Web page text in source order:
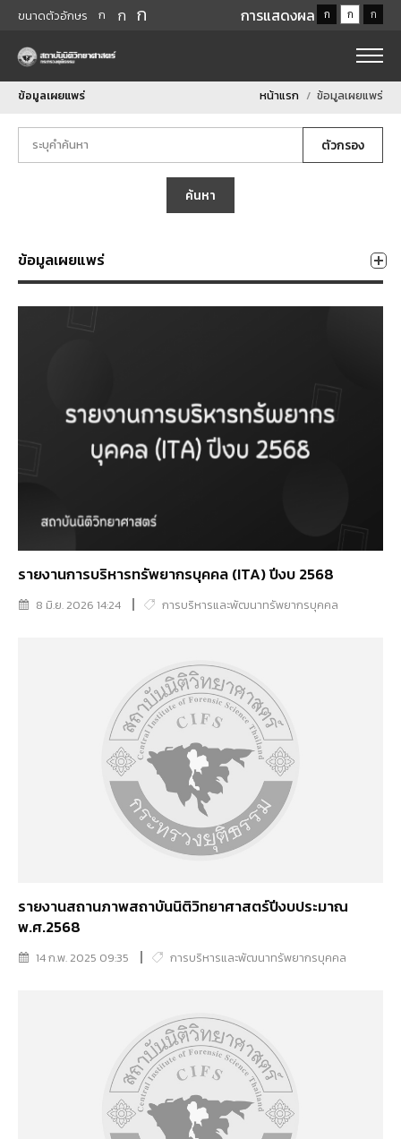
ขนาดตัวอักษร ก ก ก การแสดงผล ก ก ก
ข้อมูลเผยแพร่ หน้าแรก ข้อมูลเผยแพร่
ตัวกรอง
ค้นหา
ข้อมูลเผยแพร่
รายงานการบริหารทรัพยากรบุคคล (ITA) ปีงบ 2568
8 มิ.ย. 2026 14:24 การบริหารและพัฒนาทรัพยากรบุคคล
รายงานสถานภาพสถาบันนิติวิทยาศาสตร์ปีงบประมาณ
พ.ศ.2568
14 ก.พ. 2025 09:35 การบริหารและพัฒนาทรัพยากรบุคคล